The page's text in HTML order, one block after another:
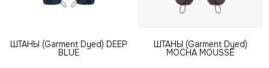
ШТАНЫ (Garment Dyed) DEEP
BLUE
ШТАНЫ (Garment Dyed)
MOCHA MOUSSE